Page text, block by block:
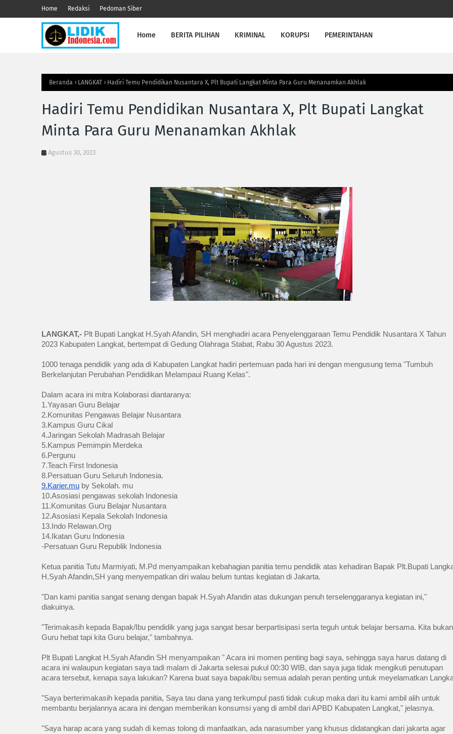
Home Redaksi Pedoman Siber
Home BERITA PILIHAN KRIMINAL KORUPSI PEMERINTAHAN
Beranda LANGKAT Hadiri Temu Pendidikan Nusantara X, Plt Bupati Langkat Minta Para Guru Menanamkan Akhlak
Hadiri Temu Pendidikan Nusantara X, Plt Bupati Langkat
Minta Para Guru Menanamkan Akhlak
Agustus 30, 2023
LANGKAT,- Plt Bupati Langkat H.Syah Afandin, SH menghadiri acara Penyelenggaraan Temu Pendidik Nusantara X Tahun
2023 Kabupaten Langkat, bertempat di Gedung Olahraga Stabat, Rabu 30 Agustus 2023.
1000 tenaga pendidik yang ada di Kabupaten Langkat hadiri pertemuan pada hari ini dengan mengusung tema "Tumbuh
Berkelanjutan Perubahan Pendidikan Melampaui Ruang Kelas".
Dalam acara ini mitra Kolaborasi diantaranya:
1.Yayasan Guru Belajar
2.Komunitas Pengawas Belajar Nusantara
3.Kampus Guru Cikal
4.Jaringan Sekolah Madrasah Belajar
5.Kampus Pemimpin Merdeka
6.Pergunu
7.Teach First Indonesia
8.Persatuan Guru Seluruh Indonesia.
9.Karier.mu by Sekolah. mu
10.Asosiasi pengawas sekolah Indonesia
11.Komunitas Guru Belajar Nusantara
12.Asosiasi Kepala Sekolah Indonesia
13.Indo Relawan.Org
14.Ikatan Guru Indonesia
-Persatuan Guru Republik Indonesia
Ketua panitia Tutu Marmiyati, M.Pd menyampaikan kebahagian panitia temu pendidik atas kehadiran Bapak Plt.Bupati
H.Syah Afandin,SH yang menyempatkan diri walau belum tuntas kegiatan di Jakarta.
"Dan kami panitia sangat senang dengan bapak H.Syah Afandin atas dukungan penuh terselenggaranya kegiatan ini,"
diakuinya.
"Terimakasih kepada Bapak/Ibu pendidik yang juga sangat besar berpartisipasi serta teguh untuk belajar bersama. Kita bukan
Guru hebat tapi kita Guru belajar," tambahnya.
Plt Bupati Langkat H.Syah Afandin SH menyampaikan " Acara ini momen penting bagi saya, sehingga saya harus datang di
acara ini walaupun kegiatan saya tadi malam di Jakarta selesai pukul 00:30 WIB, dan saya juga tidak mengikuti penutupan
acara tersebut, kenapa saya lakukan? Karena buat saya bapak/ibu semua adalah peran penting untuk meyelamatkan
"Saya berterimakasih kepada panitia, Saya tau dana yang terkumpul pasti tidak cukup maka dari itu kami ambil alih untuk
membantu berjalannya acara ini dengan memberikan konsumsi yang di ambil dari APBD Kabupaten Langkat," jelasnya.
"Saya harap acara yang sudah di kemas tolong di manfaatkan, ada narasumber yang khusus didatangkan dari jakarta agar